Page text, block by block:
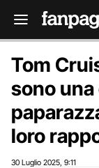
Tom
sono
loro
30 Luglio 2025 9:11